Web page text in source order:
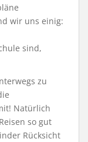
wir uns einig:
sind,
zu
Natürlich
so gut
Rücksicht